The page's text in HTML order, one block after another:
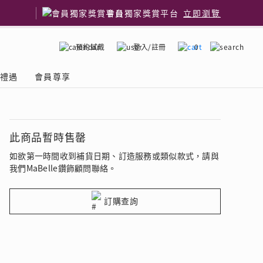
會員獨家獎賞平台 立即瀏覽
預約試戴 登入/註冊 0
了解鑽石4C
石品牌
遇 會員尊享
此商品暫時售罄
如欲第一時間收到補貨日期、訂造服務或類似款式，請與
我們MaBelle鑽飾顧問聯絡。
訂購查詢